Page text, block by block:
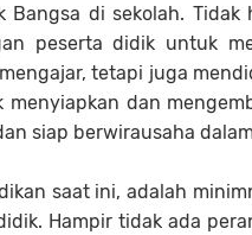
Bangsa di sekolah.
peserta didik untuk
tetapi juga
dan
siap berwirausaha
saat ini, adalah
Hampir tidak ada